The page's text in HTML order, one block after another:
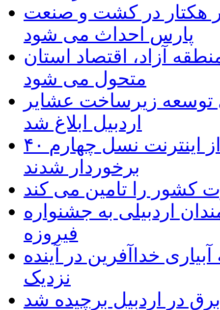
هکتار در کشت و صنعت
پارس احداث می شود
آزاد، اقتصاد استان
متحول می شود
برای توسعه زیرساخت عشایر
اردبیل ابلاغ شد
۴۰ روستای شهرستان گِرمی از اینترنت نسل چهارم
برخوردار شدند
به۵۰ اثر هنرمندان اردبیلی به جشنواره
فیروزه
خداآفرین در آینده
نزدیک